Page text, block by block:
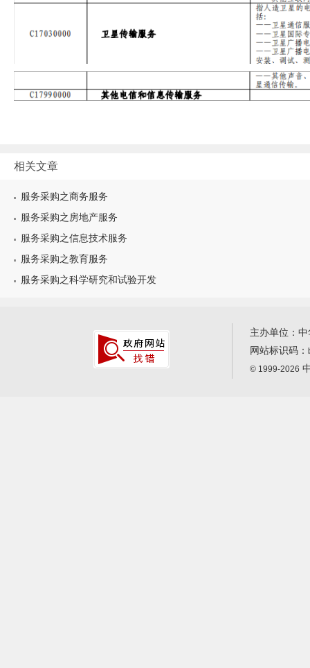
相关文章
服务采购之商务服务
服务采购之房地产服务
服务采购之信息技术服务
服务采购之教育服务
服务采购之科学研究和试验开发
主办单位：
网站标识码：
© 1999-2026